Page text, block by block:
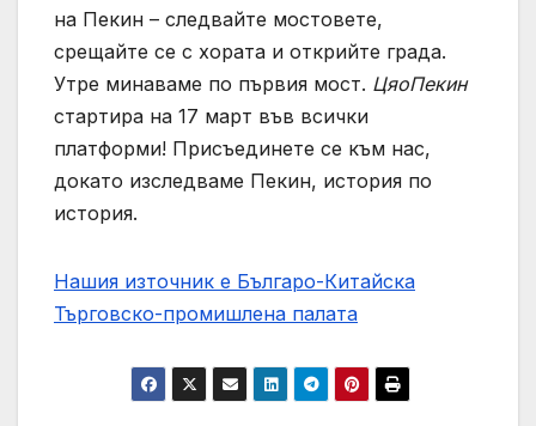
на Пекин – следвайте мостовете,
срещайте се с хората и открийте града.
Утре минаваме по първия мост. ЦяоПекин
стартира на 17 март във всички
платформи! Присъединете се към нас,
докато изследваме Пекин, история по
история.
Нашия източник е Българо-Китайска
Търговско-промишлена палaта